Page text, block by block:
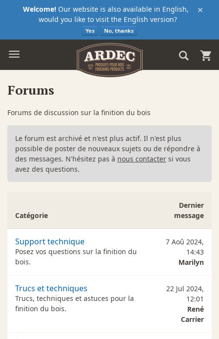
×
Welcome! Our website is also available in English,
would you like to visit the English version?
Yes No, thanks
Forums
Forums de discussion sur la finition du bois
Le forum est archivé et n'est plus actif. Il n'est plus
possible de poster de nouveaux sujets ou de répondre à
des messages. N'hésitez pas à nous contacter si vous
avez des questions.
Catégorie
Dernier
message
Support technique
Posez vos questions sur la finition du
bois.
7 Aoû 2024,
14:43
Marilyn
Trucs et techniques
Trucs, techniques et astuces pour la
finition du bois.
22 Jul 2024,
12:01
René
Carrier